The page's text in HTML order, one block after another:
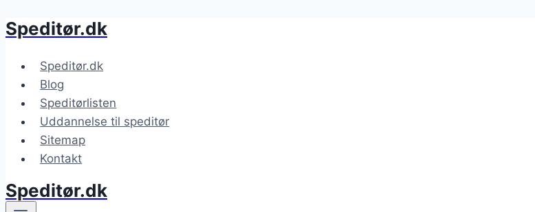
Fortsæt
indhold
Speditør.dk
Speditør.dk
Blog
Speditørlisten
Uddannelse til speditør
Sitemap
Kontakt
Speditør.dk